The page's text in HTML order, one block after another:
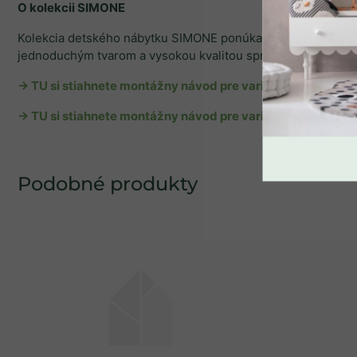
O kolekcii SIMONE
Kolekcia detského nábytku SIMONE ponúka moderný štýl v
jednoduchým tvarom a vysokou kvalitou spracovania
→ TU si stiahnete montážny návod pre variant 90 cm.
→ TU si stiahnete montážny návod pre variant 120 cm.
úložnými schodmi a policou
Odosielame počas 2 - 4
SPÄŤ DO